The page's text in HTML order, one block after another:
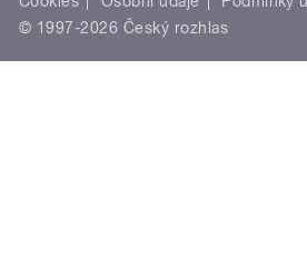
© 1997-2026 Český rozhlas